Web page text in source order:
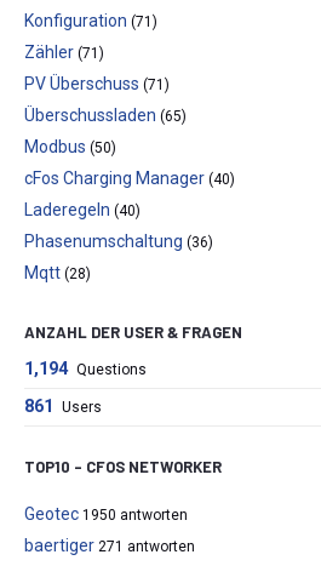
Konfiguration (71)
Zähler (71)
PV Überschuss (71)
Überschussladen (65)
Modbus (50)
cFos Charging Manager (40)
Laderegeln (40)
Phasenumschaltung (36)
Mqtt (28)
ANZAHL DER USER & FRAGEN
1,194 Questions
861 Users
TOP10 – CFOS NETWORKER
Geotec 1950 antworten
baertiger 271 antworten